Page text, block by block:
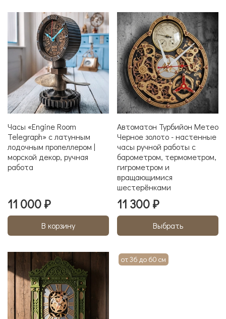
Часы «Engine Room
Telegraph» с латунным
лодочным пропеллером |
морской декор, ручная
работа
11 000 ₽
В корзину
Автоматон Турбийон Метео
Черное золото - настенные
часы ручной работы с
барометром, термометром,
гигрометром и
вращающимися
шестерёнками
11 300 ₽
Выбрать
от 36 до 60 см